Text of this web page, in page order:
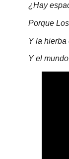
¿Hay
Porque
Y la hierba
Y el